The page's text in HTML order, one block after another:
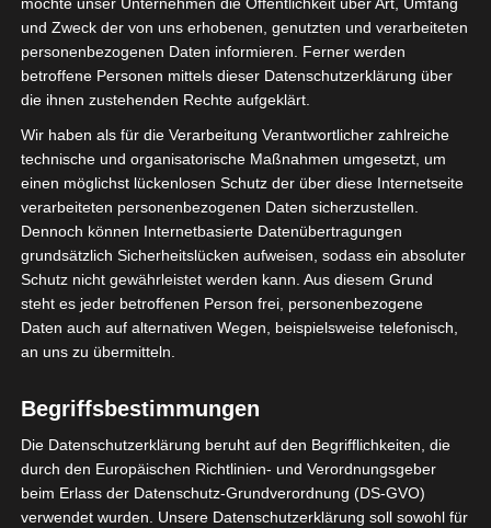
Liga 1
Start der 1. Liga 2021/22 erneut
verschoben in den Oktober
2021
möchte unser Unternehmen die Öffentlichkeit über Art, Umfang
und Zweck der von uns erhobenen, genutzten und verarbeiteten
personenbezogenen Daten informieren. Ferner werden
betroffene Personen mittels dieser Datenschutzerklärung über
die ihnen zustehenden Rechte aufgeklärt.
Wir haben als für die Verarbeitung Verantwortlicher zahlreiche
technische und organisatorische Maßnahmen umgesetzt, um
einen möglichst lückenlosen Schutz der über diese Internetseite
verarbeiteten personenbezogenen Daten sicherzustellen.
Dennoch können Internetbasierte Datenübertragungen
grundsätzlich Sicherheitslücken aufweisen, sodass ein absoluter
Schutz nicht gewährleistet werden kann. Aus diesem Grund
steht es jeder betroffenen Person frei, personenbezogene
Daten auch auf alternativen Wegen, beispielsweise telefonisch,
an uns zu übermitteln.
Begriffsbestimmungen
Die Datenschutzerklärung beruht auf den Begrifflichkeiten, die
durch den Europäischen Richtlinien- und Verordnungsgeber
beim Erlass der Datenschutz-Grundverordnung (DS-GVO)
verwendet wurden. Unsere Datenschutzerklärung soll sowohl für